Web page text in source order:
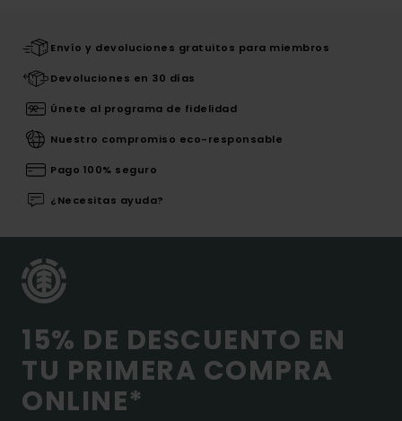
Envío y devoluciones gratuitos para miembros
Devoluciones en 30 días
Únete al programa de fidelidad
Nuestro compromiso eco-responsable
Pago 100% seguro
¿Necesitas ayuda?
15% DE DESCUENTO EN
TU PRIMERA COMPRA
ONLINE*